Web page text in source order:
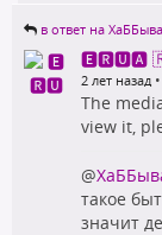
в ответ на
🅴🆁🆄🅰
2 лет назад •
The
view it,
@
такое
значит